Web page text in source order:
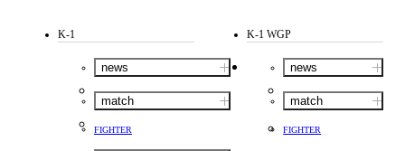
K-1
news
match
FIGHTER
K-1 WGP
news
match
FIGHTER